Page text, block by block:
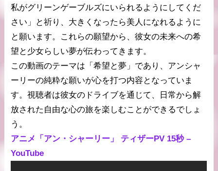
私がグリーンゲーブルズにいられるようにしてくだ
さい」と祈り、大きくなったら美人になれるように
と願います。これらの願望から、彼女の未来への希
望と少女らしい夢が伝わってきます。
この動画のテーマは「希望と夢」であり、アンシャ
ーリーの純粋な願いが心を打つ内容となっていま
す。視聴者は彼女のドライブを通じて、日常から解
放された自由な心の旅を楽しむことができるでしょ
う。
アニメ「アン・シャーリー」 ティザーPV 15秒 –
YouTube